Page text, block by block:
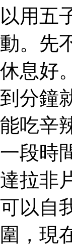
以用五
動。先
休息好
到分鐘
能吃辛
一段時
達拉非
可以自
圍，現